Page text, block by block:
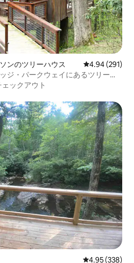
ンのツリーハウス レビュー291
4.94 (291)
ジ・パークウェイにあるツリーハ
ェックアウト
です。
レビュー338
4.95 (338)